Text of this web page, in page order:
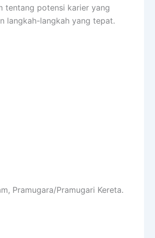
tentang potensi karier yang
langkah-langkah yang tepat.
Pramugara/Pramugari Kereta.